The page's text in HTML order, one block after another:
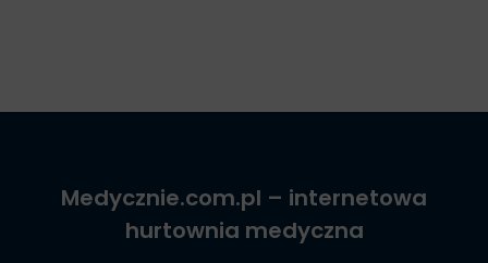
Medycznie.com.pl – internetowa
hurtownia medyczna